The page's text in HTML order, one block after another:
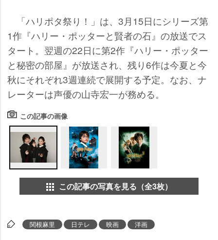
「ハリポタ祭り！」は、3月15日にシリーズ第
1作『ハリー・ポッターと賢者の石』の放送でス
タート。翌週の22日に第2作『ハリー・ポッター
と秘密の部屋』が放送され、残り6作は今夏と今
秋にそれぞれ3週連続で展開する予定。なお、ナ
レーターは声優の山寺宏一が務める。
この記事の画像
この記事の写真を見る（全3枚）
関根麻里 日テレ 映画 洋画